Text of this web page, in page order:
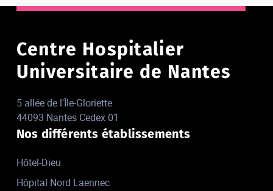
Centre Hospitalier
Universitaire de Nantes
5 allée de l'Île-Gloriette
44093 Nantes Cedex 01
Nos différents établissements
Hôtel-Dieu
Hôpital Nord Laennec